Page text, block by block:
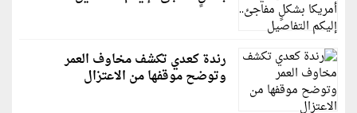
رندة كعدي تكشف مخاوف العمر
وتوضح موقفها من الاعتزال